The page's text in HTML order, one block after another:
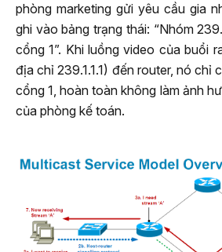
phòng marketing gửi yêu cầu gia
ghi vào bảng trạng thái: “Nhóm
cổng 1”. Khi luồng video của buổi
địa chỉ 239.1.1.1) đến router, nó chỉ
cổng 1, hoàn toàn không làm ảnh
của phòng kế toán.